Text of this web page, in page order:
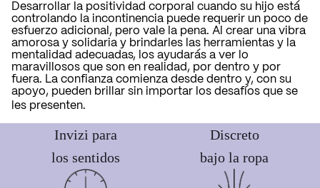
Desarrollar la positividad corporal cuando su hijo está
controlando la incontinencia puede requerir un poco de
esfuerzo adicional, pero vale la pena. Al crear una vibra
amorosa y solidaria y brindarles las herramientas y la
mentalidad adecuadas, los ayudarás a ver lo
maravillosos que son en realidad, por dentro y por
fuera. La confianza comienza desde dentro y, con su
apoyo, pueden brillar sin importar los desafíos que se
les presenten.
Invizi para
los sentidos
Discreto
bajo la ropa